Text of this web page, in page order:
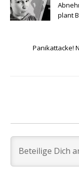
plant
Panikattacke!